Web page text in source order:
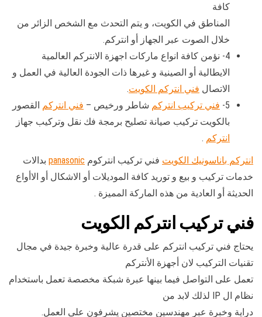
كافة
المناطق في الكويت، و يتم التحدث مع الشخص الزائر من
خلال الصوت عبر الجهاز أو انتركم.
4- نؤمن كافة انواع ماركات اجهزة الانتركم العالمية
الايطالية أو الصينية و غيرها ذات الجودة العالية في العمل و
الاتصال فني انتركم الكويت.
5- فني تركيب انتركم شاطر ورخيص – فني انتركم القصور
بالكويت تركيب صيانة تصليح برمجة فك نقل وتركيب جهاز
انتركم .
انتركم باناسونيك الكويت فني تركيب انتركوم panasonic بدالات
خدمات تركيب و بيع و توريد كافة الموديلات أو الاشكال أو الاأواع
الحديثة أو العادية من هذه الماركة المميزة .
فني تركيب انتركم الكويت
يحتاج فني تركيب انتركم على قدرة عالية وخبرة جيدة في مجال
تقنيات التركيب لان أجهزة الأنتركم
تعمل على التواصل فيما بينها عبرة شبكة مخصصة تعمل باستخدام
نظام ال IP لذلك لابد من
دراية وخبرة عبر مهندسين مختصين يشرفون على العمل.